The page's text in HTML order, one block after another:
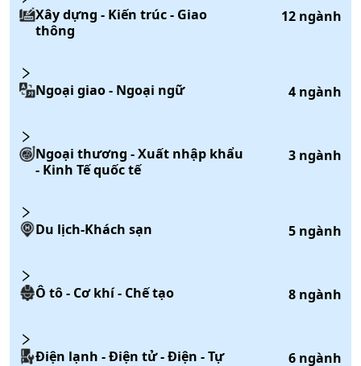
Xây dựng - Kiến trúc - Giao
thông
12 ngành
Ngoại giao - Ngoại ngữ 4 ngành
Ngoại thương - Xuất nhập khẩu
- Kinh Tế quốc tế
3 ngành
Du lịch-Khách sạn 5 ngành
Ô tô - Cơ khí - Chế tạo 8 ngành
Điện lạnh - Điện tử - Điện - Tự
6 ngành